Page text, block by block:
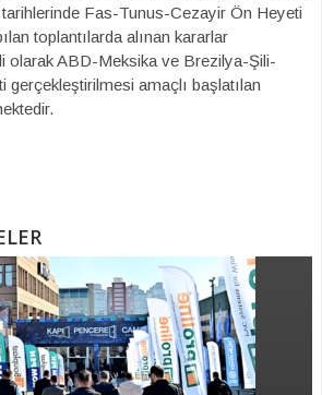
Fas-Tunus-Cezayir Ön Heyeti
toplantılarda alınan kararlar
olarak ABD-Meksika ve Brezilya-Şili-
gerçekleştirilmesi amaçlı başlatılan